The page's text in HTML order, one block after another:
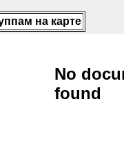
на карте
No
found